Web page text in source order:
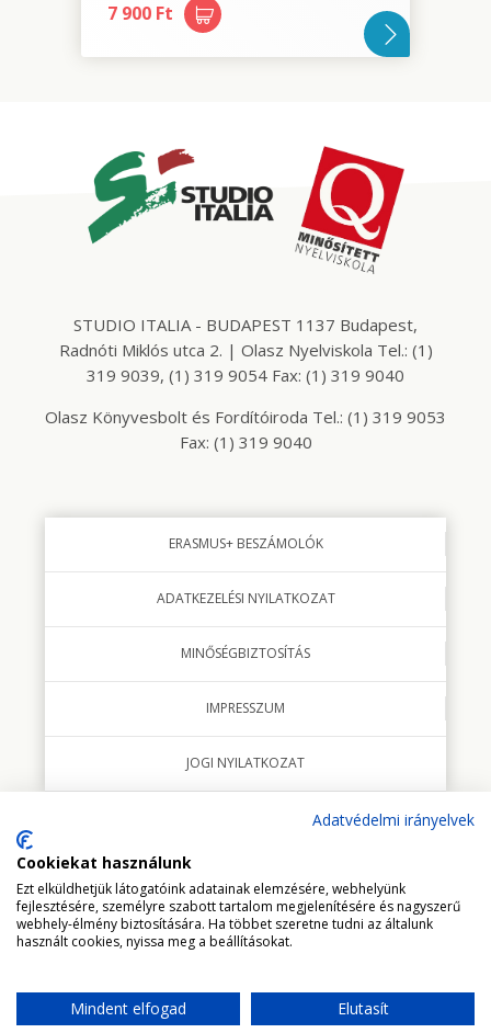
7 900 Ft
STUDIO ITALIA - BUDAPEST 1137 Budapest,
Radnóti Miklós utca 2. | Olasz Nyelviskola Tel.: (1)
319 9039, (1) 319 9054 Fax: (1) 319 9040
Olasz Könyvesbolt és Fordítóiroda Tel.: (1) 319 9053
Fax: (1) 319 9040
ERASMUS+ BESZÁMOLÓK
ADATKEZELÉSI NYILATKOZAT
MINŐSÉGBIZTOSÍTÁS
IMPRESSZUM
JOGI NYILATKOZAT
© 2018 minden jog fenntartva Studio Italia Kft.
UGRÁS AZ OLDAL TETEJÉRE
Adatvédelmi irányelvek
Cookiekat használunk
Ezt elküldhetjük látogatóink adatainak elemzésére, webhelyünk
fejlesztésére, személyre szabott tartalom megjelenítésére és nagyszerű
webhely-élmény biztosítására. Ha többet szeretne tudni az általunk
használt cookies, nyissa meg a beállításokat.
Mindent elfogad Elutasít